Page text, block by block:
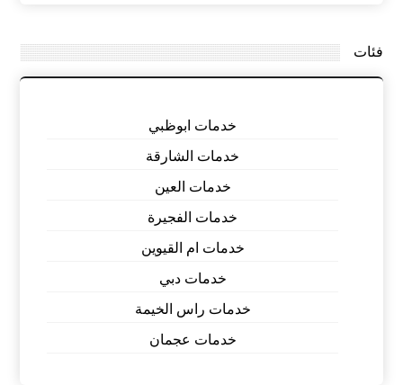
فئات
خدمات ابوظبي
خدمات الشارقة
خدمات العين
خدمات الفجيرة
خدمات ام القيوين
خدمات دبي
خدمات راس الخيمة
خدمات عجمان